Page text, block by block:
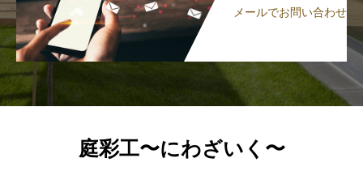
メールでお問い合わせ
庭彩工〜にわざいく〜